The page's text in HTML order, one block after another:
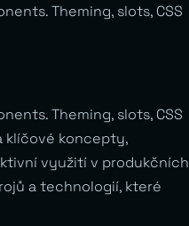
Theming, slots, CSS
Theming, slots, CSS
klíčové koncepty,
využití v produkčních
a technologií, které